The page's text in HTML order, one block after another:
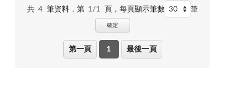
共 4 筆資料，第 1/1 頁， 每頁顯示筆數 筆
確定
第一頁 1 最後一頁